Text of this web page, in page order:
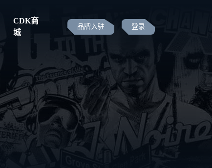
CDK商
城
品牌入驻 登录